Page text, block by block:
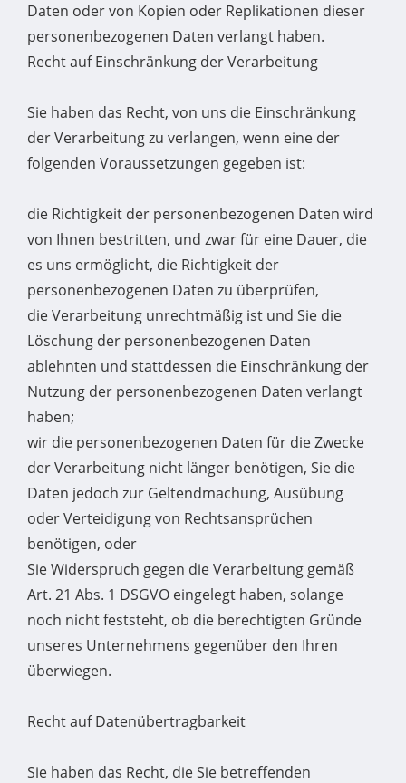
Daten oder von Kopien oder Replikationen dieser
personenbezogenen Daten verlangt haben.
Recht auf Einschränkung der Verarbeitung
Sie haben das Recht, von uns die Einschränkung
der Verarbeitung zu verlangen, wenn eine der
folgenden Voraussetzungen gegeben ist:
die Richtigkeit der personenbezogenen Daten wird
von Ihnen bestritten, und zwar für eine Dauer, die
es uns ermöglicht, die Richtigkeit der
personenbezogenen Daten zu überprüfen,
die Verarbeitung unrechtmäßig ist und Sie die
Löschung der personenbezogenen Daten
ablehnten und stattdessen die Einschränkung der
Nutzung der personenbezogenen Daten verlangt
haben;
wir die personenbezogenen Daten für die Zwecke
der Verarbeitung nicht länger benötigen, Sie die
Daten jedoch zur Geltendmachung, Ausübung
oder Verteidigung von Rechtsansprüchen
benötigen, oder
Sie Widerspruch gegen die Verarbeitung gemäß
Art. 21 Abs. 1 DSGVO eingelegt haben, solange
noch nicht feststeht, ob die berechtigten Gründe
unseres Unternehmens gegenüber den Ihren
überwiegen.
Recht auf Datenübertragbarkeit
Sie haben das Recht, die Sie betreffenden